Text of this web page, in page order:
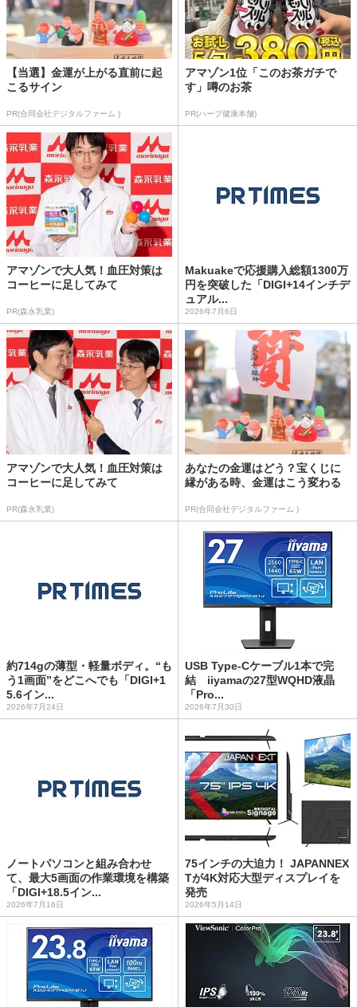
【当選】金運が上がる直前に起
こるサイン
PR(合同会社デジタルファーム )
アマゾン1位「このお茶ガチで
す」噂のお茶
PR(ハーブ健康本舗)
アマゾンで大人気！血圧対策は
コーヒーに足してみて
PR(森永乳業)
Makuakeで応援購入総額1300万
円を突破した「DIGI+14インチデ
ュアル...
2026年7月6日
アマゾンで大人気！血圧対策は
コーヒーに足してみて
PR(森永乳業)
あなたの金運はどう？宝くじに
縁がある時、金運はこう変わる
PR(合同会社デジタルファーム )
約714gの薄型・軽量ボディ。“も
う1画面”をどこへでも「DIGI+1
5.6イン...
2026年7月24日
USB Type-Cケーブル1本で完
結 iiyamaの27型WQHD液晶
「Pro...
2026年7月30日
ノートパソコンと組み合わせ
て、最大5画面の作業環境を構築
「DIGI+18.5イン...
2026年7月16日
75インチの大迫力！ JAPANNEX
Tが4K対応大型ディスプレイを
発売
2026年5月14日